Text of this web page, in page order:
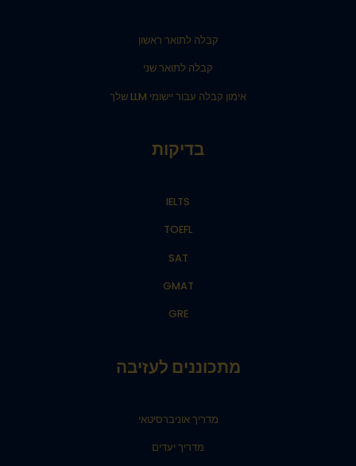
קבלה לתואר ראשון
קבלה לתואר שני
אימון קבלה עבור יישומי LLM שלך
בדיקות
IELTS
TOEFL
SAT
GMAT
GRE
מתכוננים לעזיבה
מדריך אוניברסיטאי
מדריך יעדים